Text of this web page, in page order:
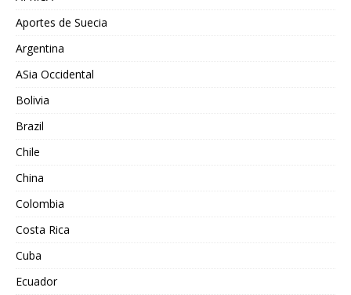
Aportes de Suecia
Argentina
ASia Occidental
Bolivia
Brazil
Chile
China
Colombia
Costa Rica
Cuba
Ecuador